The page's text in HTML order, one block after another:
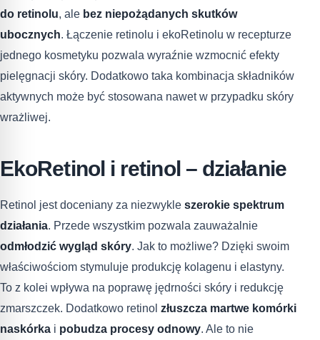
do retinolu, ale bez niepożądanych skutków
ubocznych. Łączenie retinolu i ekoRetinolu w recepturze
jednego kosmetyku pozwala wyraźnie wzmocnić efekty
pielęgnacji skóry. Dodatkowo taka kombinacja składników
aktywnych może być stosowana nawet w przypadku skóry
wrażliwej.
EkoRetinol i retinol – działanie
Retinol jest doceniany za niezwykle szerokie spektrum
działania. Przede wszystkim pozwala zauważalnie
odmłodzić wygląd skóry. Jak to możliwe? Dzięki swoim
właściwościom stymuluje produkcję kolagenu i elastyny.
To z kolei wpływa na poprawę jędrności skóry i redukcję
zmarszczek. Dodatkowo retinol złuszcza martwe komórki
naskórka i pobudza procesy odnowy. Ale to nie